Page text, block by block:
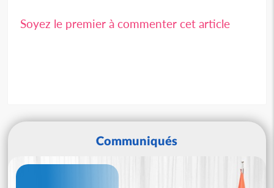
Soyez le premier à commenter cet article
Communiqués